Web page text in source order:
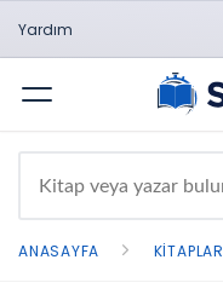
Yardım
Menü
ANASAYFA KITAPLAR